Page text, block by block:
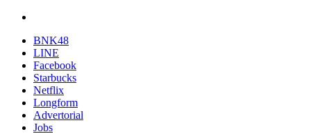
BNK48
LINE
Facebook
Starbucks
Netflix
Longform
Advertorial
Jobs